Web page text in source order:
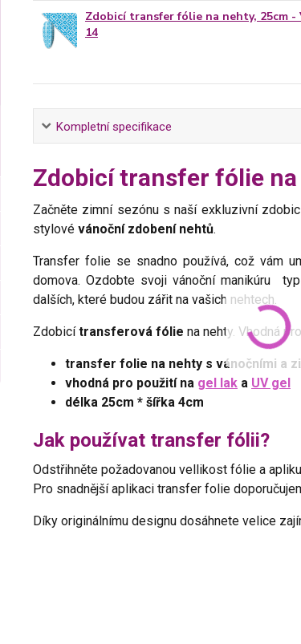
Zdobicí transfer fólie na nehty, 25cm -
14
Kompletní specifikace
Zdobicí transfer fólie na
Začněte zimní sezónu s naší exkluzivní
stylové vánoční zdobení nehtů.
Transfer folie se snadno používá, což vám
domova. Ozdobte svoji vánoční manikúru
dalších, které budou zářit na vašich nehtech.
Zdobicítransferová fólie na nehty. Vhodná
transfer folie na nehty s vánočními a
vhodná pro použití na gel laka UV gel
délka 25cm * šířka 4cm
Jak používat transfer fólii?
Odstřihněte požadovanou vellikost fólie a
Pro snadnější aplikaci transfer folie
Díky originálnímu designu dosáhnete velice